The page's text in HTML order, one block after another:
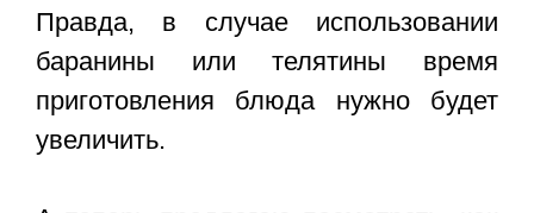
Правда, в случае использовании
баранины или телятины время
приготовления блюда нужно будет
увеличить.